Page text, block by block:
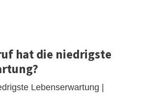
hat die niedrigste
Lebenserwartung |